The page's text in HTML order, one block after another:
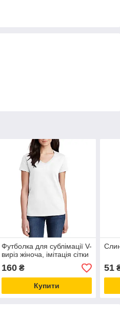
Футболка для сублімації V-
виріз жіноча, імітація сітки
160₴
Купити
51